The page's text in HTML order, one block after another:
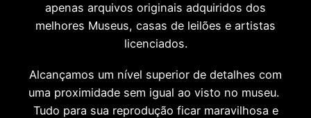
apenas arquivos originais adquiridos dos
melhores Museus, casas de leilões e artistas
licenciados.
Alcançamos um nível superior de detalhes com
uma proximidade sem igual ao visto no museu.
Tudo para sua reprodução ficar maravilhosa e